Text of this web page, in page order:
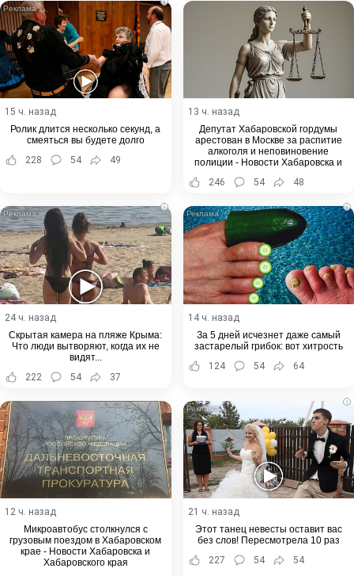
15 ч. назад
Ролик длится несколько секунд, а
смеяться вы будете долго
228
54 49
13 ч. назад
Депутат Хабаровской гордумы
арестован в Москве за распитие
алкоголя и неповиновение
полиции - Новости Хабаровска и
246 54 48
i
24 ч. назад
Скрытая камера на пляже Крыма:
Что люди вытворяют, когда их не
видят...
222
54 37
i
14 ч. назад
За 5 дней исчезнет даже самый
застарелый грибок: вот хитрость
124
54 64
12 ч. назад
Микроавтобус столкнулся с
грузовым поездом в Хабаровском
крае - Новости Хабаровска и
Хабаровского края
i
21 ч. назад
Этот танец невесты оставит вас
без слов! Пересмотрела 10 раз
227
54 54